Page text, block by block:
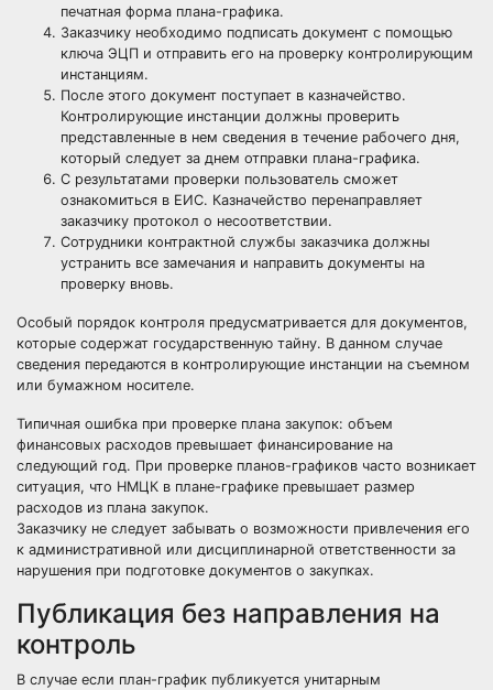
печатная форма плана-графика.
Заказчику необходимо подписать документ с помощью
ключа ЭЦП и отправить его на проверку контролирующим
инстанциям.
После этого документ поступает в казначейство.
Контролирующие инстанции должны проверить
представленные в нем сведения в течение рабочего дня,
который следует за днем отправки плана-графика.
С результатами проверки пользователь сможет
ознакомиться в ЕИС. Казначейство перенаправляет
заказчику протокол о несоответствии.
Сотрудники контрактной службы заказчика должны
устранить все замечания и направить документы на
проверку вновь.
Особый порядок контроля предусматривается для документов,
которые содержат государственную тайну. В данном случае
сведения передаются в контролирующие инстанции на съемном
или бумажном носителе.
Типичная ошибка при проверке плана закупок: объем
финансовых расходов превышает финансирование на
следующий год. При проверке планов-графиков часто возникает
ситуация, что НМЦК в плане-графике превышает размер
расходов из плана закупок.
Заказчику не следует забывать о возможности привлечения его
к административной или дисциплинарной ответственности за
нарушения при подготовке документов о закупках.
Публикация без направления на
контроль
В случае если план-график публикуется унитарным